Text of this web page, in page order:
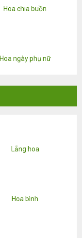
Hoa chia buồn
Hoa ngày phụ nữ
Lẵng hoa
Hoa bình